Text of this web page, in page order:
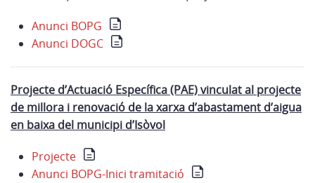
Anunci BOPG
Anunci DOGC
Projecte d’Actuació Específica (PAE) vinculat al projecte
de millora i renovació de la xarxa d’abastament d’aigua
en baixa del municipi d’Isòvol
Projecte
Anunci BOPG-Inici tramitació